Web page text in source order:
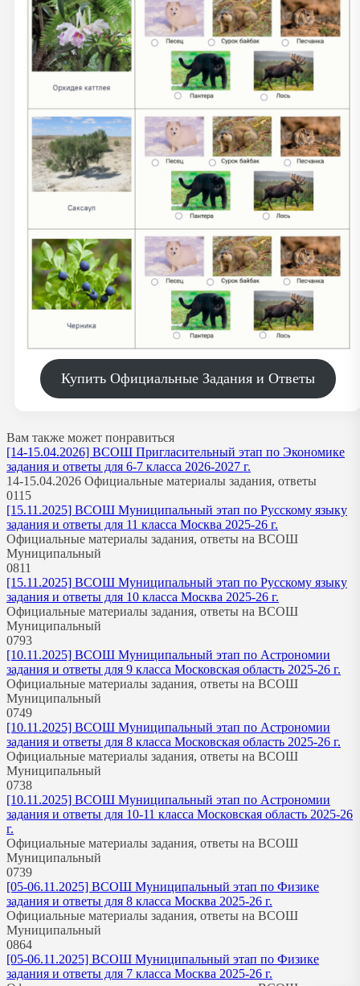
Купить Официальные Задания и Ответы
Вам также может понравиться
[14-15.04.2026] ВСОШ Пригласительный этап по Экономике
задания и ответы для 6-7 класса 2026-2027 г.
14-15.04.2026 Официальные материалы задания, ответы
0115
[15.11.2025] ВСОШ Муниципальный этап по Русскому языку
задания и ответы для 11 класса Москва 2025-26 г.
Официальные материалы задания, ответы на ВСОШ
Муниципальный
0811
[15.11.2025] ВСОШ Муниципальный этап по Русскому языку
задания и ответы для 10 класса Москва 2025-26 г.
Официальные материалы задания, ответы на ВСОШ
Муниципальный
0793
[10.11.2025] ВСОШ Муниципальный этап по Астрономии
задания и ответы для 9 класса Московская область 2025-26 г.
Официальные материалы задания, ответы на ВСОШ
Муниципальный
0749
[10.11.2025] ВСОШ Муниципальный этап по Астрономии
задания и ответы для 8 класса Московская область 2025-26 г.
Официальные материалы задания, ответы на ВСОШ
Муниципальный
0738
[10.11.2025] ВСОШ Муниципальный этап по Астрономии
задания и ответы для 10-11 класса Московская область 2025-26
г.
Официальные материалы задания, ответы на ВСОШ
Муниципальный
0739
[05-06.11.2025] ВСОШ Муниципальный этап по Физике
задания и ответы для 8 класса Москва 2025-26 г.
Официальные материалы задания, ответы на ВСОШ
Муниципальный
0864
[05-06.11.2025] ВСОШ Муниципальный этап по Физике
задания и ответы для 7 класса Москва 2025-26 г.